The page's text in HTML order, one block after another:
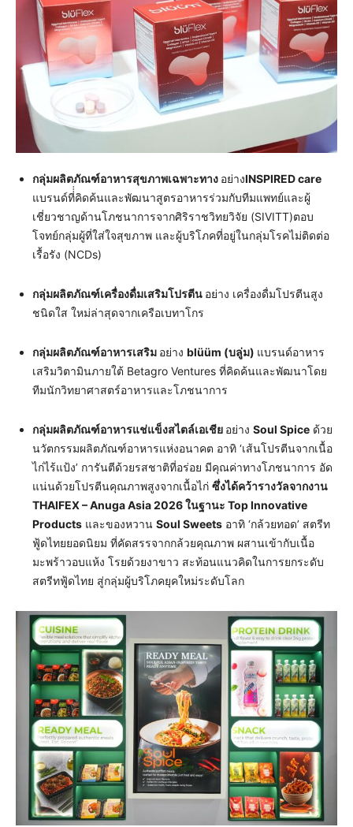
กลุ่มผลิตภัณฑ์อาหารสุขภาพเฉพาะทาง อย่างINSPIRED care
แบรนด์ที่่่คิดค้นและพัฒนาสูตรอาหารร่วมกับทีมแพทย์และผู้
เชี่ยวชาญด้านโภชนาการจากศิริราชวิทยวิจัย (SIVITT)ตอบ
โจทย์กลุ่มผู้ที่ใส่ใจสุขภาพ และผู้บริโภคที่อยู่ในกลุ่มโรคไม่ติดต่อ
เรื้อรัง (NCDs)
กลุ่มผลิตภัณฑ์เครื่องดื่มเสริมโปรตีน อย่าง เครื่องดื่มโปรตีนสูง
ชนิดใส ใหม่ล่าสุดจากเครือเบทาโกร
กลุ่มผลิตภัณฑ์อาหารเสริม อย่าง blüüm (บลู่ม) แบรนด์อาหาร
เสริมวิตามินภายใต้ Betagro Ventures ที่คิดค้นและพัฒนาโดย
ทีมนักวิทยาศาสตร์อาหารและโภชนาการ
กลุ่มผลิตภัณฑ์อาหารแช่แข็งสไตล์เอเชีย อย่าง Soul Spice ด้วย
นวัตกรรมผลิตภัณฑ์อาหารแห่งอนาคต อาทิ ‘เส้นโปรตีนจากเนื้อ
ไก่ไร้แป้ง’ การันตีด้วยรสชาติที่อร่อย มีคุณค่าทางโภชนาการ อัด
แน่นด้วยโปรตีนคุณภาพสูงจากเนื้อไก่ ซึ่งได้คว้ารางวัลจากงาน
THAIFEX – Anuga Asia 2026 ในฐานะ Top Innovative
Products และของหวาน Soul Sweets อาทิ ‘กล้วยทอด’ สตรีท
ฟู้ดไทยยอดนิยม ที่คัดสรรจากกล้วยคุณภาพ ผสานเข้ากับเนื้อ
มะพร้าวอบแห้ง โรยด้วยงาขาว สะท้อนแนวคิดในการยกระดับ
สตรีทฟู้ดไทย สู่กลุ่มผู้บริโภคยุคใหม่ระดับโลก